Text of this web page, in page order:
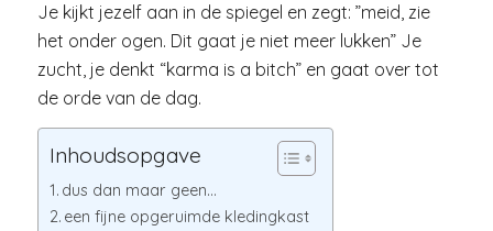
Je kijkt jezelf aan in de spiegel en zegt: ”meid, zie
het onder ogen. Dit gaat je niet meer lukken” Je
zucht, je denkt “karma is a bitch” en gaat over tot
de orde van de dag.
Inhoudsopgave
dus dan maar geen…
een fijne opgeruimde kledingkast